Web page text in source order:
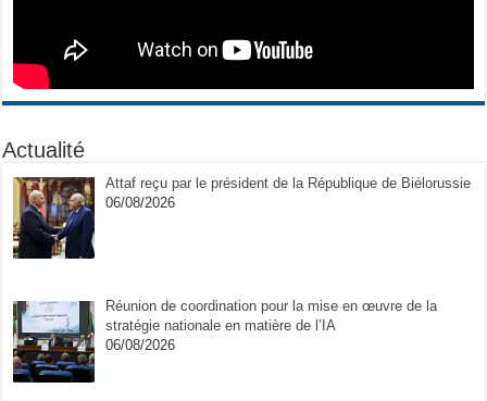
Actualité
Attaf reçu par le président de la République de Biélorussie
06/08/2026
Réunion de coordination pour la mise en œuvre de la
stratégie nationale en matière de l’IA
06/08/2026